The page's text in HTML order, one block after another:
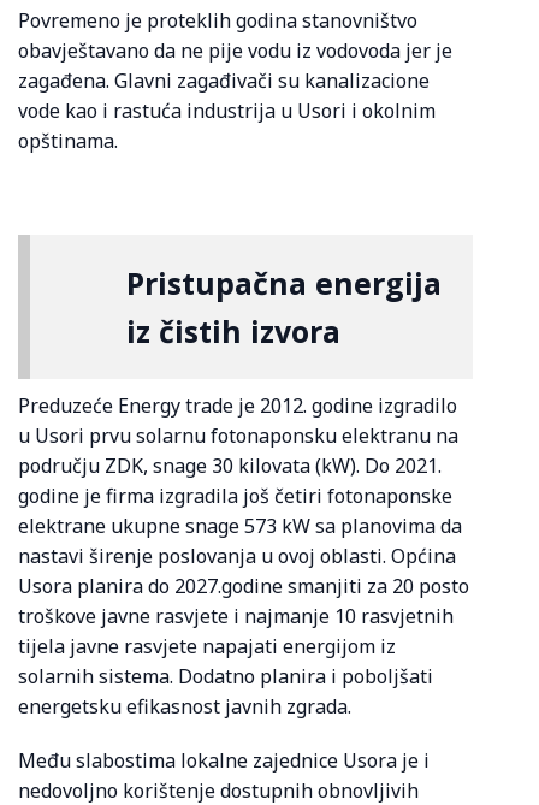
Povremeno je proteklih godina stanovništvo
obavještavano da ne pije vodu iz vodovoda jer je
zagađena. Glavni zagađivači su kanalizacione
vode kao i rastuća industrija u Usori i okolnim
opštinama.
Pristupačna energija
iz čistih izvora
Preduzeće Energy trade je 2012. godine izgradilo
u Usori prvu solarnu fotonaponsku elektranu na
području ZDK, snage 30 kilovata (kW). Do 2021.
godine je firma izgradila još četiri fotonaponske
elektrane ukupne snage 573 kW sa planovima da
nastavi širenje poslovanja u ovoj oblasti. Općina
Usora planira do 2027.godine smanjiti za 20 posto
troškove javne rasvjete i najmanje 10 rasvjetnih
tijela javne rasvjete napajati energijom iz
solarnih sistema. Dodatno planira i poboljšati
energetsku efikasnost javnih zgrada.
Među slabostima lokalne zajednice Usora je i
nedovoljno korištenje dostupnih obnovljivih